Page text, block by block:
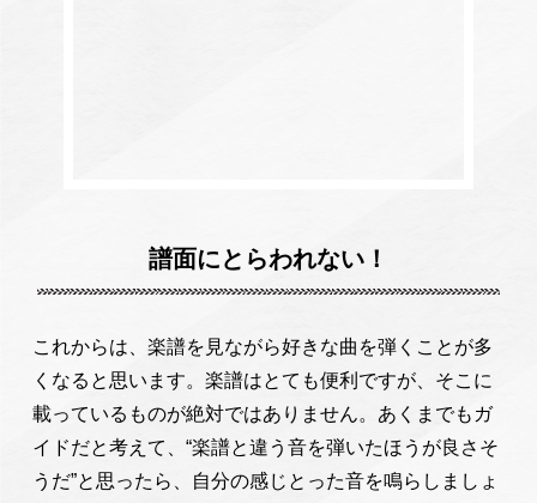
譜面にとらわれない！
これからは、楽譜を見ながら好きな曲を弾くことが多
くなると思います。楽譜はとても便利ですが、そこに
載っているものが絶対ではありません。あくまでもガ
イドだと考えて、“楽譜と違う音を弾いたほうが良さそ
うだ”と思ったら、自分の感じとった音を鳴らしましょ